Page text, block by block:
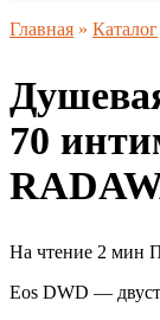
Главная » Каталог
70
На чтение 2 мин
Eos DWD —